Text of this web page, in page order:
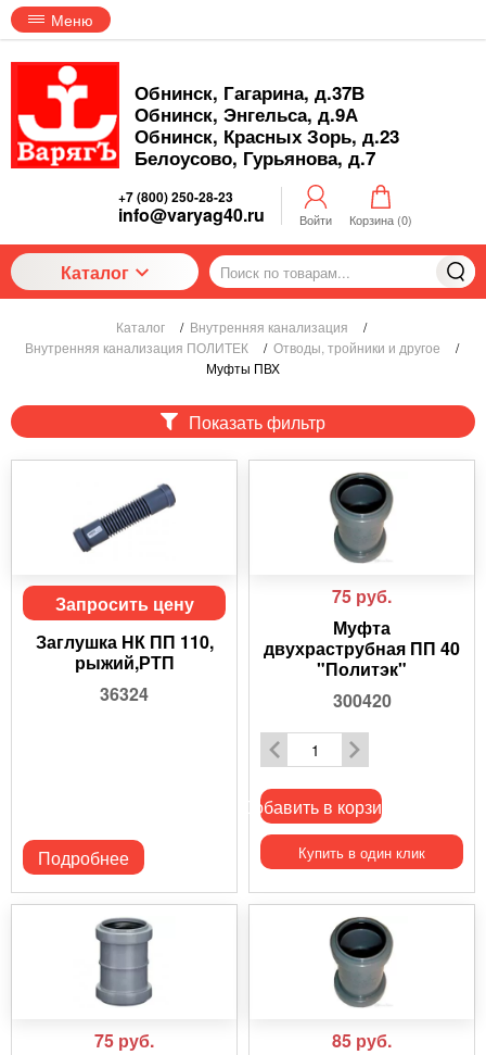
Меню
Обнинск, Гагарина, д.37В
Обнинск, Энгельса, д.9А
Обнинск, Красных Зорь, д.23
Белоусово, Гурьянова, д.7
+7 (800) 250-28-23
info@varyag40.ru Войти Корзина (0)
Каталог
Каталог / Внутренняя канализация
/
Внутренняя канализация ПОЛИТЕК
/ Отводы, тройники и другое
/
Муфты ПВХ
Показать фильтр
Запросить цену
Заглушка НК ПП 110,
рыжий,РТП
36324
Подробнее
75 руб.
Муфта
двухраструбная ПП 40
"Политэк"
300420
Добавить в корзину
Купить в один клик
75 руб.
85 руб.